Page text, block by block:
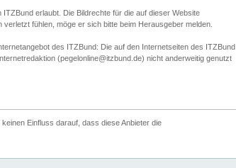
erlaubt. Die Bildrechte für die auf dieser Website
fühlen, möge er sich bitte beim Herausgeber melden.
des ITZBund: Die auf den Internetseiten des ITZBund
(pegelonline@itzbund.de) nicht anderweitig genutzt
Einfluss darauf, dass diese Anbieter die